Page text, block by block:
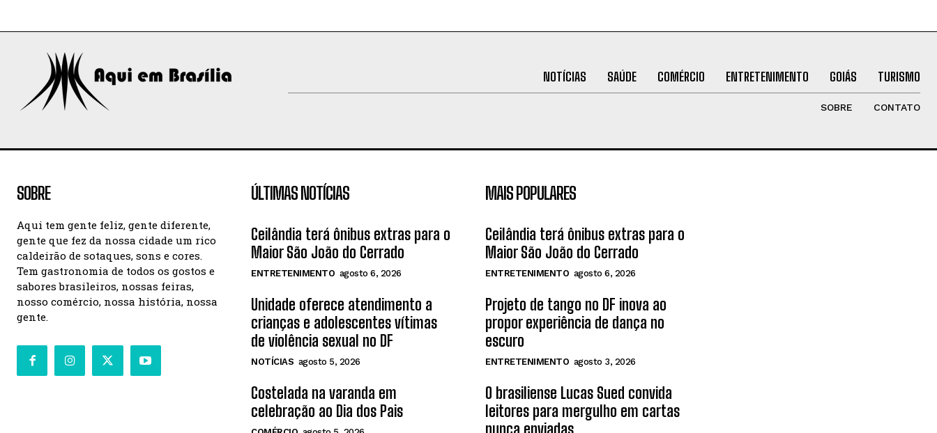
NOTÍCIAS SAÚDE COMÉRCIO ENTRETENIMENTO GOIÁS TURISMO
SOBRE CONTATO
SOBRE
Aqui tem gente feliz, gente diferente,
gente que fez da nossa cidade um rico
caldeirão de sotaques, sons e cores.
Tem gastronomia de todos os gostos e
sabores brasileiros, nossas feiras,
nosso comércio, nossa história, nossa
gente.
ÚLTIMAS NOTÍCIAS
Ceilândia terá ônibus extras para o
Maior São João do Cerrado
ENTRETENIMENTO agosto 6, 2026
Unidade oferece atendimento a
crianças e adolescentes vítimas
de violência sexual no DF
NOTÍCIAS agosto 5, 2026
Costelada na varanda em
celebração ao Dia dos Pais
MAIS POPULARES
Ceilândia terá ônibus extras para o
Maior São João do Cerrado
ENTRETENIMENTO agosto 6, 2026
Projeto de tango no DF inova ao
propor experiência de dança no
escuro
ENTRETENIMENTO agosto 3, 2026
O brasiliense Lucas Sued convida
leitores para mergulho em cartas
nunca enviadas